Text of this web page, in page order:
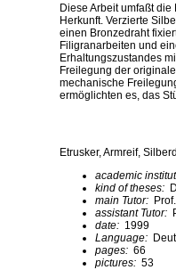
Diese Arbeit umfaßt
Herkunft. Verzierte
einen Bronzedraht
Filigranarbeiten und
Erhaltungszustandes
Freilegung der
mechanische
ermöglichten es, das
Etrusker, Armreif,
academic
kind of theses:
main Tutor:
assistant Tutor:
date: 1999
Language:
pages: 66
pictures: 53